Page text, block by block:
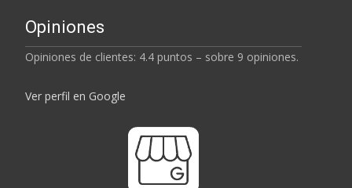
Opiniones
Opiniones de clientes: 4.4 puntos – sobre 9 opiniones.
Ver perfil en Google